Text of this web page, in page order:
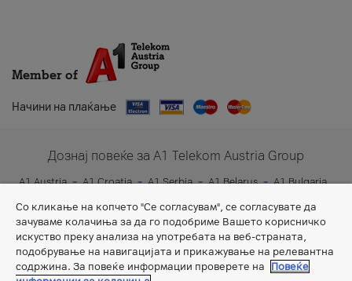
Member of
Начини на плаќање
Дознај повеќе за A1 Telekom Austria Group
A1 Austria A1 Croatia A1 Serbia A1 Belarus
A1 Bulgaria
Со кликање на копчето "Се согласувам", се согласувате да
зачуваме колачиња за да го подобриме Вашето корисничко
искуство преку анализа на употребата на веб-страната,
подобрување на навигацијата и прикажување на релевантна
содржина. За повеќе информации проверете на
Повеќе